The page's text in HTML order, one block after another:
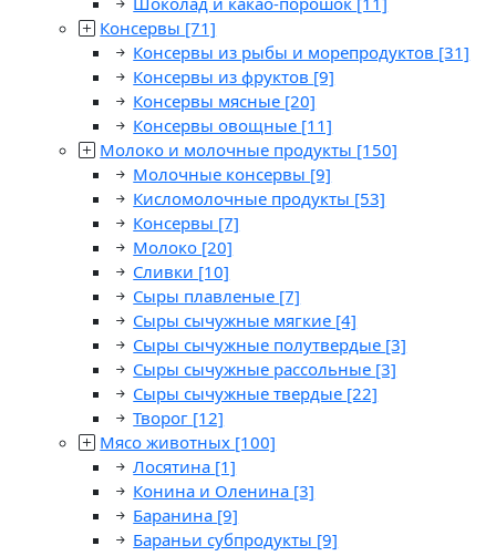
Консервы [71]
Консервы из рыбы и морепродуктов [31]
Консервы из фруктов [9]
Консервы мясные [20]
Консервы овощные [11]
Молоко и молочные продукты [150]
Молочные консервы [9]
Кисломолочные продукты [53]
Консервы [7]
Молоко [20]
Сливки [10]
Сыры плавленые [7]
Сыры сычужные мягкие [4]
Сыры сычужные полутвердые [3]
Сыры сычужные рассольные [3]
Сыры сычужные твердые [22]
Творог [12]
Мясо животных [100]
Лосятина [1]
Конина и Оленина [3]
Баранина [9]
Бараньи субпродукты [9]